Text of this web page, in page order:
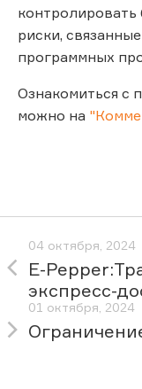
риски,
программных
Ознакомиться с
можно на
04 октября, 2024
E-
экспресс-
01 октября, 2024